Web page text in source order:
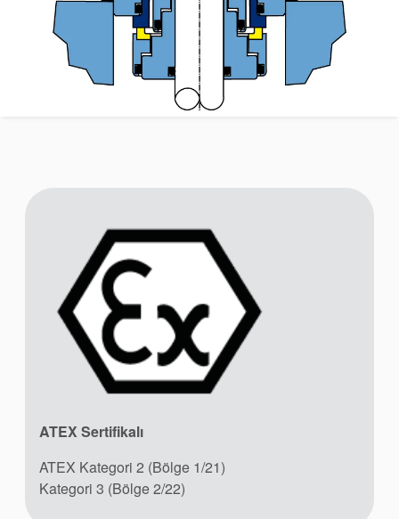
beyaz bültenler
ATEX Sertifikalı
ATEX Kategori 2 (Bölge 1/21)
Kategori 3 (Bölge 2/22)